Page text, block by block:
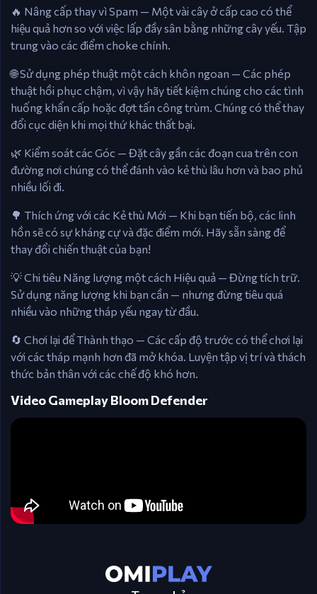
🔥 Nâng cấp thay vì Spam — Một vài cây ở cấp cao có thể
hiệu quả hơn so với việc lấp đầy sân bằng những cây yếu. Tập
trung vào các điểm choke chính.
🌐 Sử dụng phép thuật một cách khôn ngoan — Các phép
thuật hồi phục chậm, vì vậy hãy tiết kiệm chúng cho các tình
huống khẩn cấp hoặc đợt tấn công trùm. Chúng có thể thay
đổi cục diện khi mọi thứ khác thất bại.
🌿 Kiểm soát các Góc — Đặt cây gần các đoạn cua trên con
đường nơi chúng có thể đánh vào kẻ thù lâu hơn và bao phủ
nhiều lối đi.
🌳 Thích ứng với các Kẻ thù Mới — Khi bạn tiến bộ, các linh
hồn sẽ có sự kháng cự và đặc điểm mới. Hãy sẵn sàng để
thay đổi chiến thuật của bạn!
💡 Chi tiêu Năng lượng một cách Hiệu quả — Đừng tích trữ.
Sử dụng năng lượng khi bạn cần — nhưng đừng tiêu quá
nhiều vào những tháp yếu ngay từ đầu.
🔄 Chơi lại để Thành thạo — Các cấp độ trước có thể chơi lại
với các tháp mạnh hơn đã mở khóa. Luyện tập vị trí và thách
thức bản thân với các chế độ khó hơn.
Video Gameplay Bloom Defender